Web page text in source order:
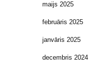
maijs 2025
februāris 2025
janvāris 2025
decembris 2024